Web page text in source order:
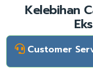
Kelebihan
Customer